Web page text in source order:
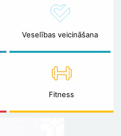
Veselības veicināšana
Fitness